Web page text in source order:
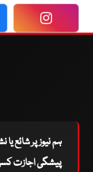
ہم نیوز پر شائع
پیشگی اجازت